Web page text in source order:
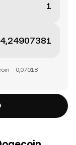
= 0,07018